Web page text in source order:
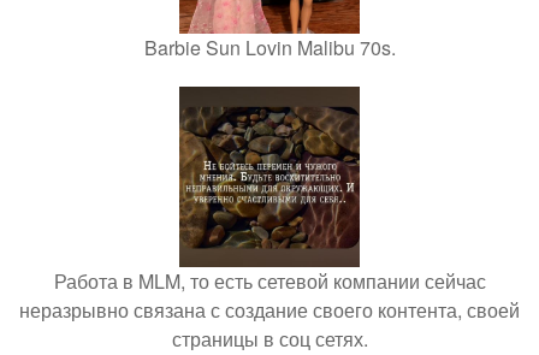
Barbie Sun Lovin Malibu 70s.
Работа в MLM, то есть сетевой компании сейчас
неразрывно связана с создание своего контента, своей
страницы в соц сетях.